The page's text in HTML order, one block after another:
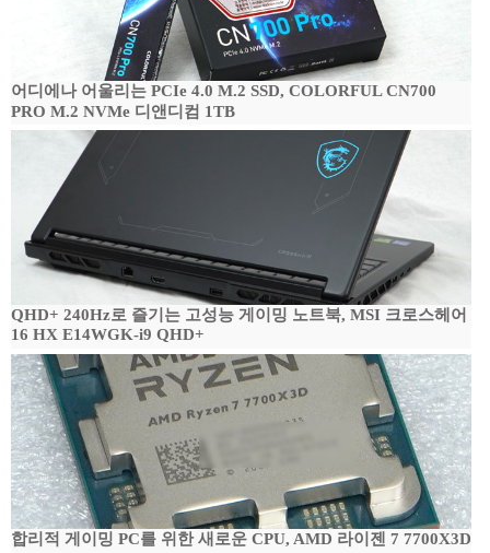
어디에나 어울리는 PCIe 4.0 M.2 SSD, COLORFUL CN700
PRO M.2 NVMe 디앤디컴 1TB
QHD+ 240Hz로 즐기는 고성능 게이밍 노트북, MSI 크로스헤어
16 HX E14WGK-i9 QHD+
합리적 게이밍 PC를 위한 새로운 CPU, AMD 라이젠 7 7700X3D